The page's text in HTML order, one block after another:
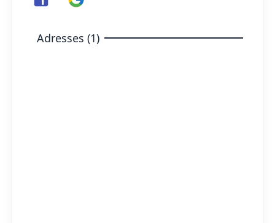
Adresses (1)